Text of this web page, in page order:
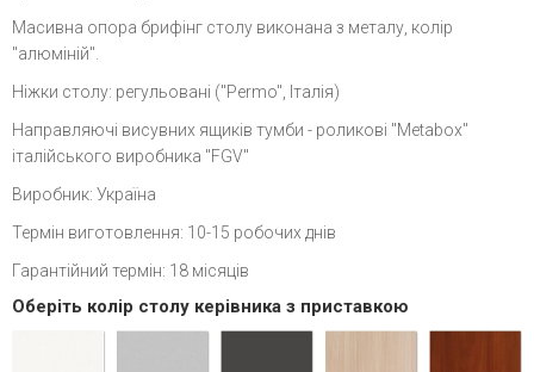
Масивна опора брифінг столу виконана з металу, колір
"алюміній".
Ніжки столу: регульовані ("Permo", Італія)
Направляючі висувних ящиків тумби - роликові "Metabox"
італійського виробника "FGV"
Виробник: Україна
Термін виготовлення: 10-15 робочих днів
Гарантійний термін: 18 місяців
Оберіть колір столу керівника з приставкою